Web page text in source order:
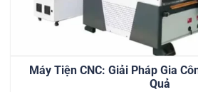
Máy Tiện CNC: Giải Pháp Gia
Quả